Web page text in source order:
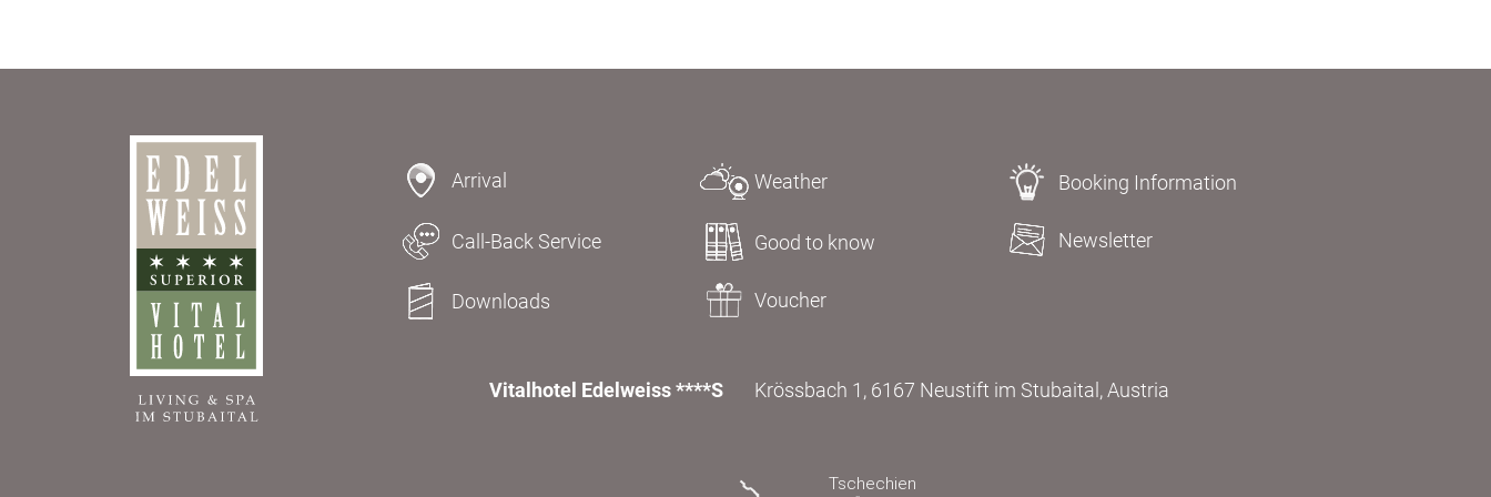
Arrival Weather Booking Information
Call-Back Service Good to know Newsletter
Downloads Voucher
Vitalhotel Edelweiss ****S Krössbach 1, 6167 Neustift im Stubaital, Austria